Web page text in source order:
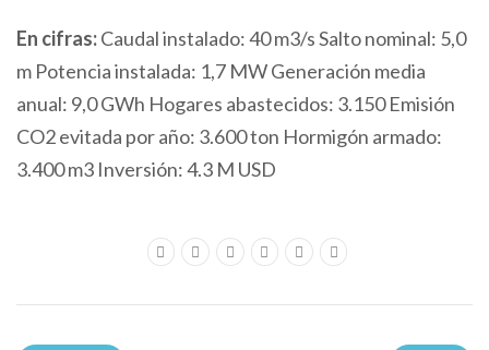
En cifras:Caudal instalado: 40 m3/s Salto nominal: 5,0
m Potencia instalada: 1,7 MW Generación media
anual: 9,0 GWh Hogares abastecidos: 3.150 Emisión
CO2 evitada por año: 3.600 ton Hormigón armado:
3.400 m3 Inversión: 4.3 M USD